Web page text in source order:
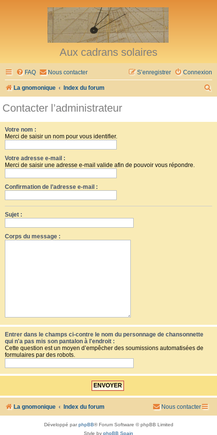
Aux cadrans solaires
FAQ Nous contacter Connexion
S’enregistrer
La gnomonique Index du forum
Contacter l’administrateur
Votre nom :
Merci de saisir un nom pour vous identifier.
Votre adresse e-mail :
Merci de saisir une adresse e-mail valide afin de pouvoir vous répondre.
Confirmation de l’adresse e-mail :
Sujet :
Corps du message :
Entrer dans le champs ci-contre le nom du personnage de chansonnette
qui n'a pas mis son pantalon à l'endroit :
Cette question est un moyen d’empêcher des soumissions automatisées de
formulaires par des robots.
La gnomonique Index du forum Nous contacter
Développé parphpBB® Forum Software © phpBB Limited
Style by phpBB Spain